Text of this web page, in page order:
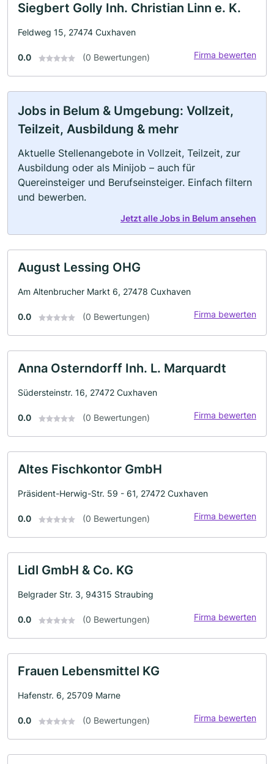
Siegbert Golly Inh. Christian Linn e. K.
Feldweg 15, 27474 Cuxhaven
0.0 (0 Bewertungen) Firma bewerten
Jobs in Belum & Umgebung: Vollzeit,
Teilzeit, Ausbildung & mehr
Aktuelle Stellenangebote in Vollzeit, Teilzeit, zur
Ausbildung oder als Minijob – auch für
Quereinsteiger und Berufseinsteiger. Einfach filtern
und bewerben.
Jetzt alle Jobs in Belum ansehen
August Lessing OHG
Am Altenbrucher Markt 6, 27478 Cuxhaven
0.0 (0 Bewertungen) Firma bewerten
Anna Osterndorff Inh. L. Marquardt
Südersteinstr. 16, 27472 Cuxhaven
0.0 (0 Bewertungen) Firma bewerten
Altes Fischkontor GmbH
Präsident-Herwig-Str. 59 - 61, 27472 Cuxhaven
0.0 (0 Bewertungen) Firma bewerten
Lidl GmbH & Co. KG
Belgrader Str. 3, 94315 Straubing
0.0 (0 Bewertungen) Firma bewerten
Frauen Lebensmittel KG
Hafenstr. 6, 25709 Marne
0.0 (0 Bewertungen) Firma bewerten